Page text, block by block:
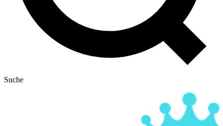
Suche